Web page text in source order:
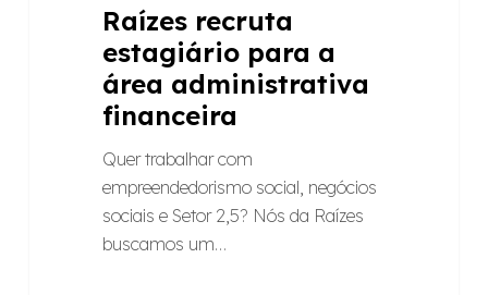
Raízes recruta
estagiário para a
área administrativa
financeira
Quer trabalhar com
empreendedorismo social, negócios
sociais e Setor 2,5? Nós da Raízes
buscamos um…